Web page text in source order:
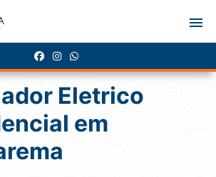
Eletrico
em